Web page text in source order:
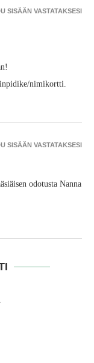
nimikortti.
SISÄÄN VASTATAKSESI
odotusta Nanna
SISÄÄN VASTATAKSESI